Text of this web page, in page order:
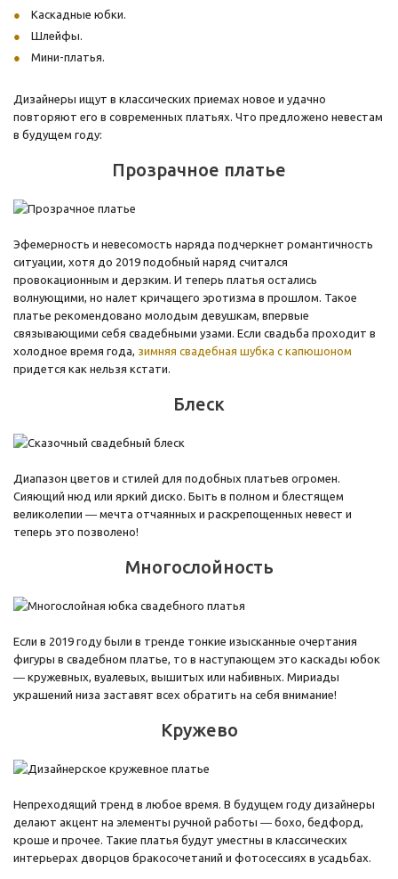
Каскадные юбки.
Шлейфы.
Мини-платья.
Дизайнеры ищут в классических приемах новое и удачно
повторяют его в современных платьях. Что предложено невестам
в будущем году:
Прозрачное платье
Эфемерность и невесомость наряда подчеркнет романтичность
ситуации, хотя до 2019 подобный наряд считался
провокационным и дерзким. И теперь платья остались
волнующими, но налет кричащего эротизма в прошлом. Такое
платье рекомендовано молодым девушкам, впервые
связывающими себя свадебными узами. Если свадьба проходит в
холодное время года, зимняя свадебная шубка с капюшоном
придется как нельзя кстати.
Блеск
Диапазон цветов и стилей для подобных платьев огромен.
Сияющий нюд или яркий диско. Быть в полном и блестящем
великолепии ― мечта отчаянных и раскрепощенных невест и
теперь это позволено!
Многослойность
Если в 2019 году были в тренде тонкие изысканные очертания
фигуры в свадебном платье, то в наступающем это каскады юбок
― кружевных, вуалевых, вышитых или набивных. Мириады
украшений низа заставят всех обратить на себя внимание!
Кружево
Непреходящий тренд в любое время. В будущем году дизайнеры
делают акцент на элементы ручной работы ― бохо, бедфорд,
кроше и прочее. Такие платья будут уместны в классических
интерьерах дворцов бракосочетаний и фотосессиях в усадьбах.